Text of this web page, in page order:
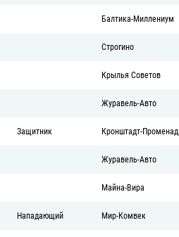
Балтика-Миллениум
Строгино
Крылья Советов
Журавель-Авто
Защитник Кронштадт-Променад
Журавель-Авто
Майна-Вира
Нападающий Мир-Комвек